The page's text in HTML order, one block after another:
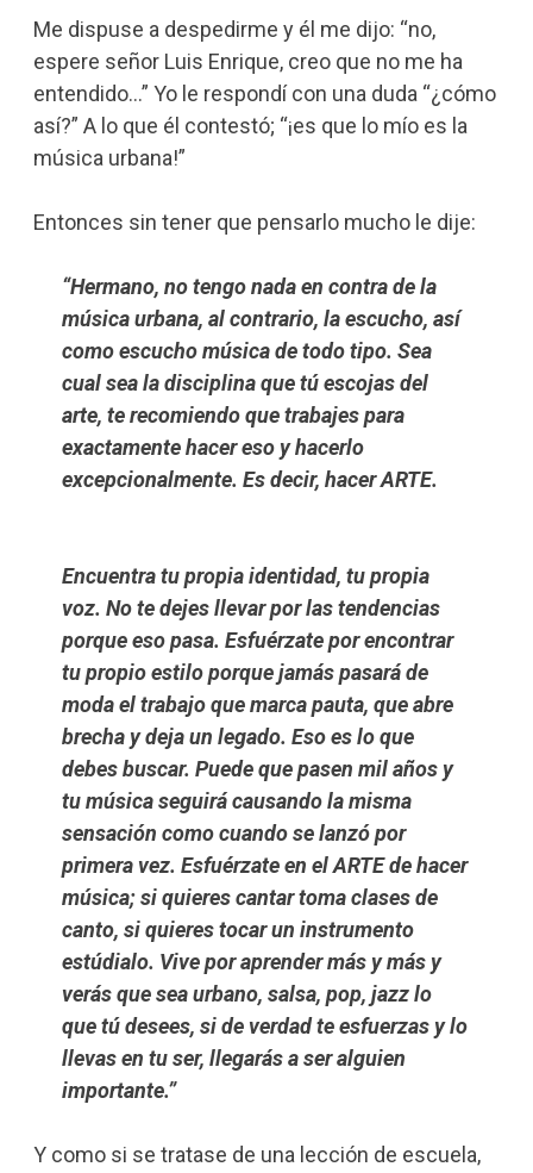
Me dispuse a despedirme y él me dijo: “no,
espere señor Luis Enrique, creo que no me ha
entendido…” Yo le respondí con una duda “¿cómo
así?” A lo que él contestó; “¡es que lo mío es la
música urbana!”
Entonces sin tener que pensarlo mucho le dije:
“Hermano, no tengo nada en contra de la
música urbana, al contrario, la escucho, así
como escucho música de todo tipo. Sea
cual sea la disciplina que tú escojas del
arte, te recomiendo que trabajes para
exactamente hacer eso y hacerlo
excepcionalmente. Es decir, hacer ARTE.
Encuentra tu propia identidad, tu propia
voz. No te dejes llevar por las tendencias
porque eso pasa. Esfuérzate por encontrar
tu propio estilo porque jamás pasará de
moda el trabajo que marca pauta, que abre
brecha y deja un legado. Eso es lo que
debes buscar. Puede que pasen mil años y
tu música seguirá causando la misma
sensación como cuando se lanzó por
primera vez. Esfuérzate en el ARTE de hacer
música; si quieres cantar toma clases de
canto, si quieres tocar un instrumento
estúdialo. Vive por aprender más y más y
verás que sea urbano, salsa, pop, jazz lo
que tú desees, si de verdad te esfuerzas y lo
llevas en tu ser, llegarás a ser alguien
importante.”
Y como si se tratase de una lección de escuela,